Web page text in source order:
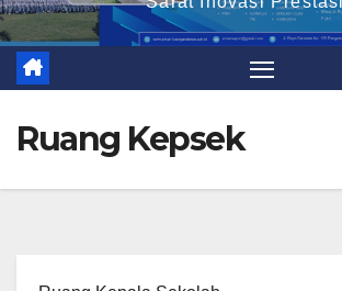
Ruang Kepsek